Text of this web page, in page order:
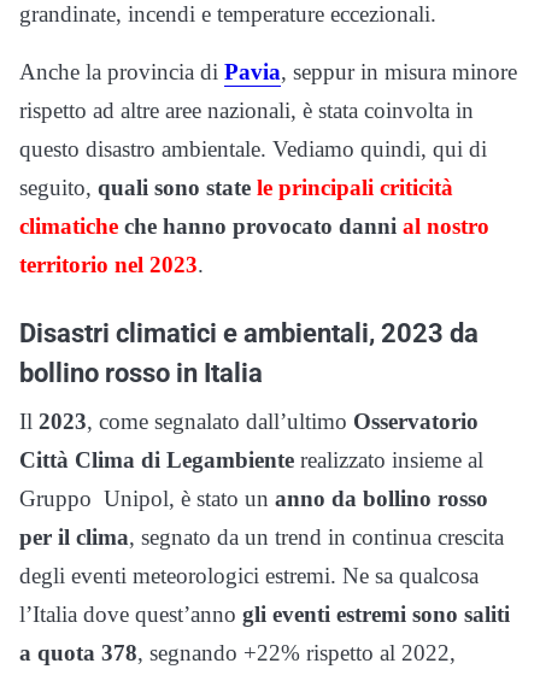
grandinate, incendi e temperature eccezionali.
Anche la provincia di Pavia, seppur in misura minore
rispetto ad altre aree nazionali, è stata coinvolta in
questo disastro ambientale. Vediamo quindi, qui di
seguito, quali sono state le principali criticità
climatiche che hanno provocato danni al nostro
territorio nel 2023.
Disastri climatici e ambientali, 2023 da
bollino rosso in Italia
Il 2023, come segnalato dall’ultimo Osservatorio
Città Clima di Legambiente realizzato insieme al
Gruppo Unipol, è stato un anno da bollino rosso
per il clima, segnato da un trend in continua crescita
degli eventi meteorologici estremi. Ne sa qualcosa
l’Italia dove quest’anno gli eventi estremi sono saliti
a quota 378, segnando +22% rispetto al 2022,